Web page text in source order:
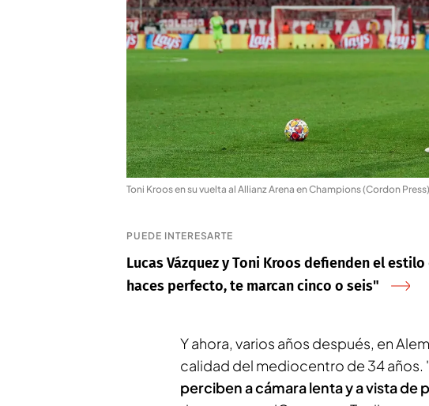
Toni Kroos en su vuelta al Allianz Arena en Champions (Cordon Press)
PUEDE INTERESARTE
Lucas Vázquez y Toni Kroos defienden el
haces perfecto, te marcan cinco o seis"
Y ahora, varios años después, en
calidad del mediocentro de 34 años.
perciben a cámara lenta y a vista de